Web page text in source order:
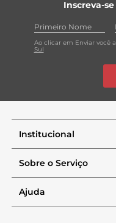
Inscreva-
Ao clicar em Enviar você
Sul
Institucional
Sobre o Serviço
Ajuda